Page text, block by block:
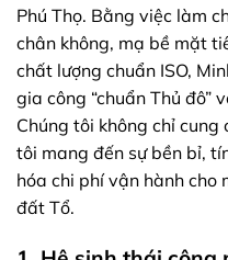
Phú Thọ. Bằng việc làm
chân không, mạ bề mặt
chất lượng chuẩn ISO,
gia công “chuẩn Thủ đô”
Chúng tôi không chỉ cung
tôi mang đến sự bền bỉ,
hóa chi phí vận hành
đất Tổ.